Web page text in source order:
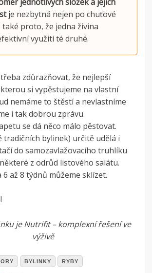
je nezbytná nejen po chuťové
také proto, že jedna živina
využití té druhé.
zdůrazňovat, že nejlepší
si vypěstujeme na vlastní
nemáme to štěstí a nevlastníme
i tak dobrou zprávu.
se dá něco málo pěstovat.
tradičních bylinek) určitě udělá i
do samozavlažovacího truhlíku
z odrůd listového salátu.
až 8 týdnů můžeme sklízet.
je Nutrifit – komplexní řešení ve
výživě
BYLINKY RYBY